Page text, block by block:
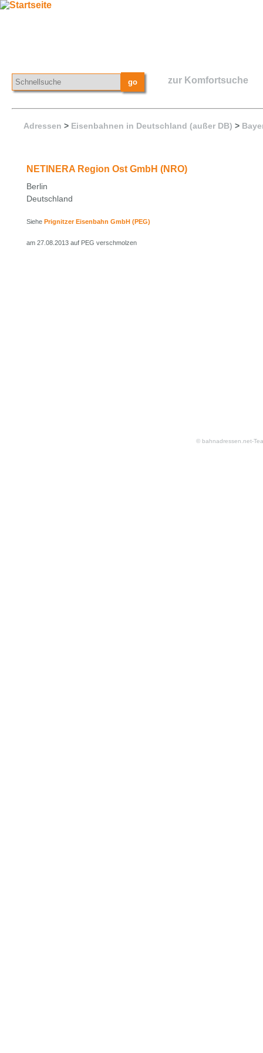
zur Komfortsuche
Adressen > Eisenbahnen in Deutschland (außer DB) >
NETINERA Region Ost GmbH (NRO)
Berlin
Deutschland
Siehe Prignitzer Eisenbahn GmbH (PEG)
am 27.08.2013 auf PEG verschmolzen
© bahnadressen.net-